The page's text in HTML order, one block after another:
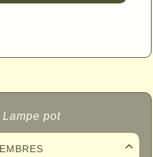
Lampe pot
